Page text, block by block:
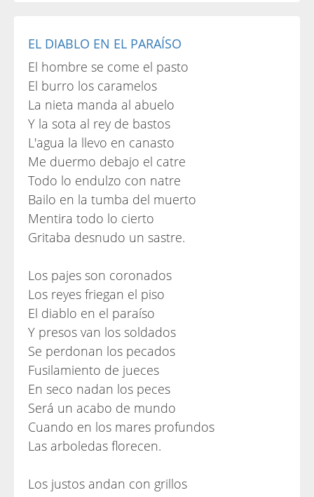
EL DIABLO EN EL PARAÍSO
El hombre se come el pasto
El burro los caramelos
La nieta manda al abuelo
Y la sota al rey de bastos
L'agua la llevo en canasto
Me duermo debajo el catre
Todo lo endulzo con natre
Bailo en la tumba del muerto
Mentira todo lo cierto
Gritaba desnudo un sastre.
Los pajes son coronados
Los reyes friegan el piso
El diablo en el paraíso
Y presos van los soldados
Se perdonan los pecados
Fusilamiento de jueces
En seco nadan los peces
Será un acabo de mundo
Cuando en los mares profundos
Las arboledas florecen.
Los justos andan con grillos